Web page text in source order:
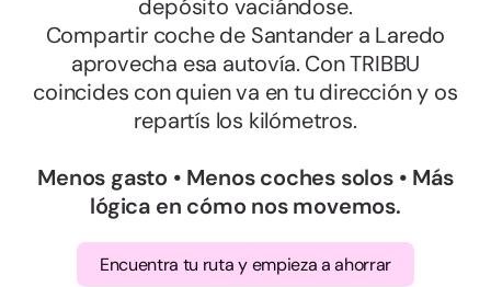
depósito vaciándose.
Compartir coche de Santander a Laredo
aprovecha esa autovía. Con TRIBBU
coincides con quien va en tu dirección y os
repartís los kilómetros.
Menos gasto • Menos coches solos • Más
lógica en cómo nos movemos.
Encuentra tu ruta y empieza a ahorrar